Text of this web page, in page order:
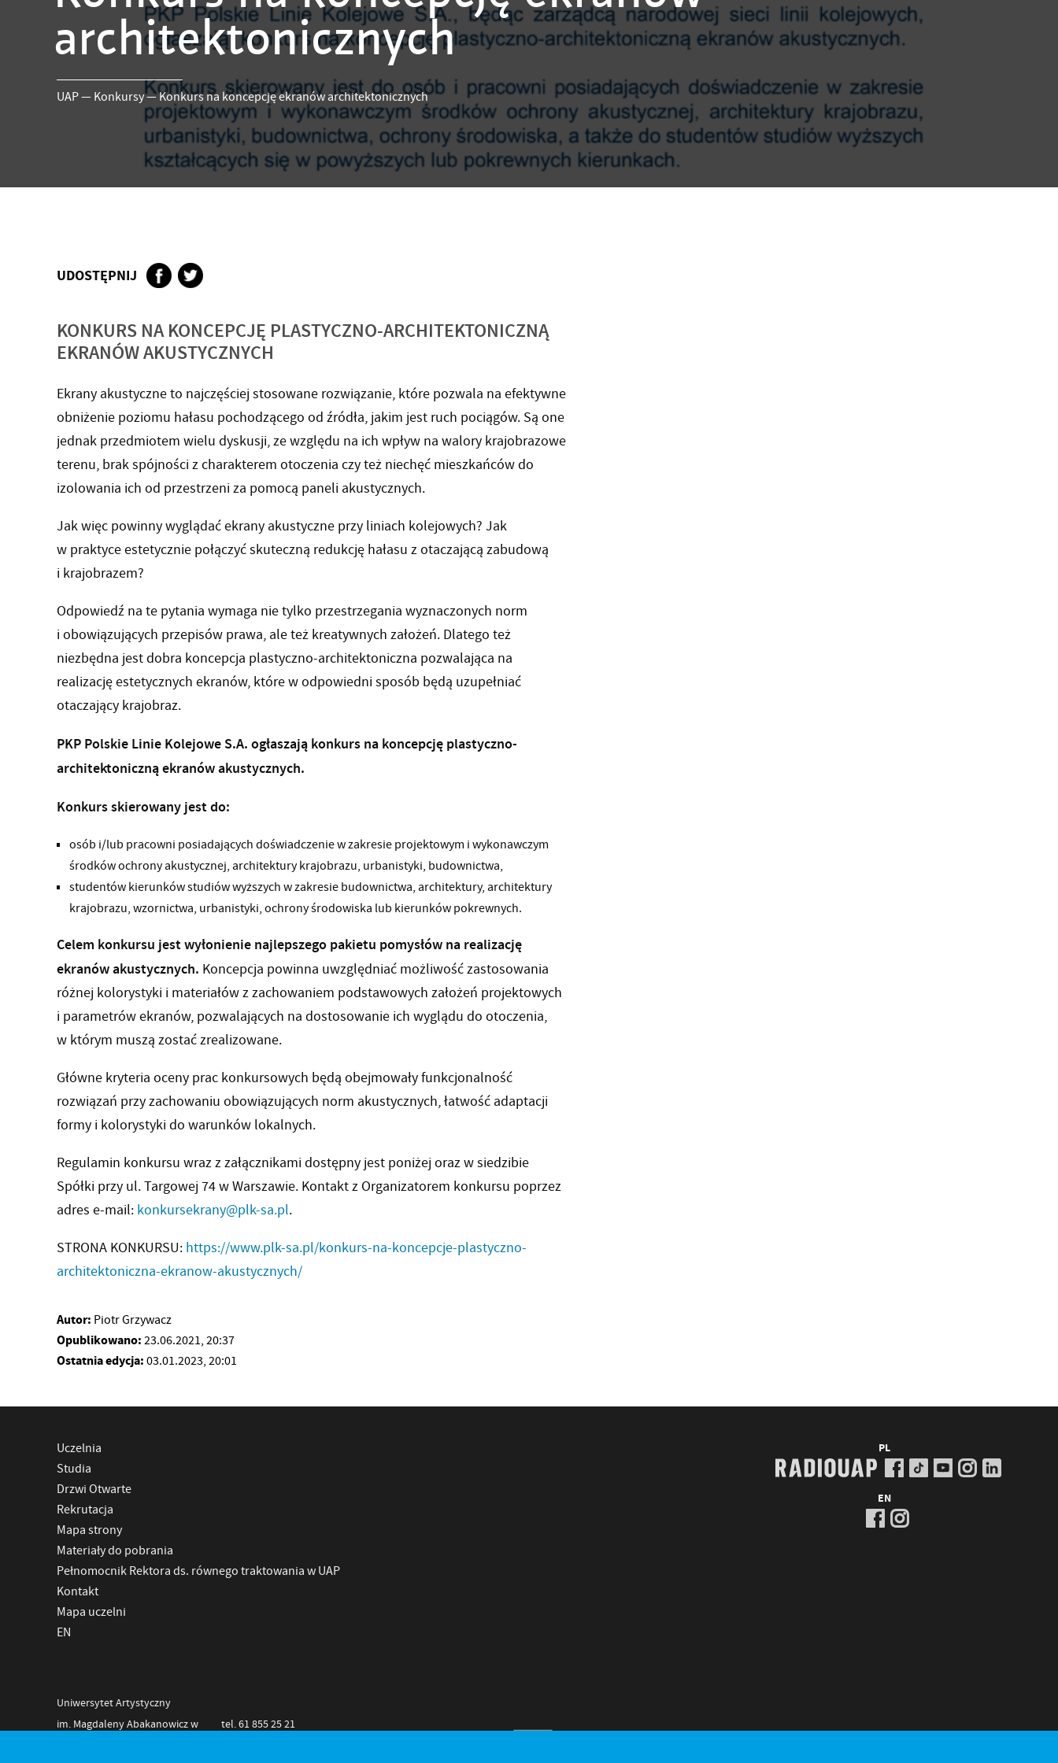
architektonicznych
UAP— Konkursy—Konkurs na koncepcję ekranów architektonicznych
UDOSTĘPNIJ
KONKURS NA KONCEPCJĘ PLASTYCZNO-ARCHITEKTONICZNĄ
EKRANÓW AKUSTYCZNYCH
Ekrany akustyczne to najczęściej stosowane rozwiązanie, które pozwala na efektywne
obniżenie poziomu hałasu pochodzącego od źródła, jakim jest ruch pociągów. Są one
jednak przedmiotem wielu dyskusji, ze względu na ich wpływ na walory krajobrazowe
terenu, brak spójności z charakterem otoczenia czy też niechęć mieszkańców do
izolowania ich od przestrzeni za pomocą paneli akustycznych.
Jak więc powinny wyglądać ekrany akustyczne przy liniach kolejowych? Jak
w praktyce estetycznie połączyć skuteczną redukcję hałasu z otaczającą zabudową
i krajobrazem?
Odpowiedź na te pytania wymaga nie tylko przestrzegania wyznaczonych norm
i obowiązujących przepisów prawa, ale też kreatywnych założeń. Dlatego też
niezbędna jest dobra koncepcja plastyczno-architektoniczna pozwalająca na
realizację estetycznych ekranów, które w odpowiedni sposób będą uzupełniać
otaczający krajobraz.
PKP Polskie Linie Kolejowe S.A. ogłaszają konkurs na koncepcję plastyczno-
architektoniczną ekranów akustycznych.
Konkurs skierowany jest do:
osób i/lub pracowni posiadających doświadczenie w zakresie projektowym i wykonawczym
środków ochrony akustycznej, architektury krajobrazu, urbanistyki, budownictwa,
studentów kierunków studiów wyższych w zakresie budownictwa, architektury, architektury
krajobrazu, wzornictwa, urbanistyki, ochrony środowiska lub kierunków pokrewnych.
Celem konkursu jest wyłonienie najlepszego pakietu pomysłów na realizację
ekranów akustycznych. Koncepcja powinna uwzględniać możliwość zastosowania
różnej kolorystyki i materiałów z zachowaniem podstawowych założeń projektowych
i parametrów ekranów, pozwalających na dostosowanie ich wyglądu do otoczenia,
w którym muszą zostać zrealizowane.
Główne kryteria oceny prac konkursowych będą obejmowały funkcjonalność
rozwiązań przy zachowaniu obowiązujących norm akustycznych, łatwość adaptacji
formy i kolorystyki do warunków lokalnych.
Regulamin konkursu wraz z załącznikami dostępny jest poniżej oraz w siedzibie
Spółki przy ul. Targowej 74 w Warszawie. Kontakt z Organizatorem konkursu poprzez
adres e-mail: konkursekrany@plk-sa.pl.
STRONA KONKURSU: https://www.plk-sa.pl/konkurs-na-koncepcje-plastyczno-
architektoniczna-ekranow-akustycznych/
Autor: Piotr Grzywacz
Opublikowano: 23.06.2021, 20:37
Ostatnia edycja: 03.01.2023, 20:01
Uczelnia
Studia
Drzwi Otwarte
Rekrutacja
Mapa strony
Materiały do pobrania
Pełnomocnik Rektora ds. równego traktowania w UAP
Kontakt
Mapa uczelni
EN
PL
EN
Uniwersytet Artystyczny
im. Magdaleny Abakanowicz w
tel. 61 855 25 21